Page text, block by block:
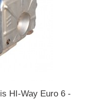
HI-Way Euro 6 -